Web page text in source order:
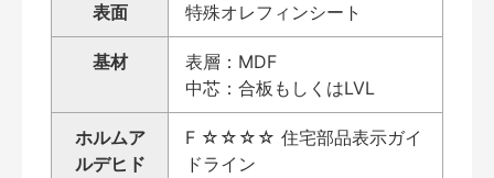
表面 特殊オレフィンシート
基材
表層：MDF
中芯：合板もしくはLVL
ホルムア
ルデヒド
F ☆☆☆☆ 住宅部品表示ガイ
ドライン